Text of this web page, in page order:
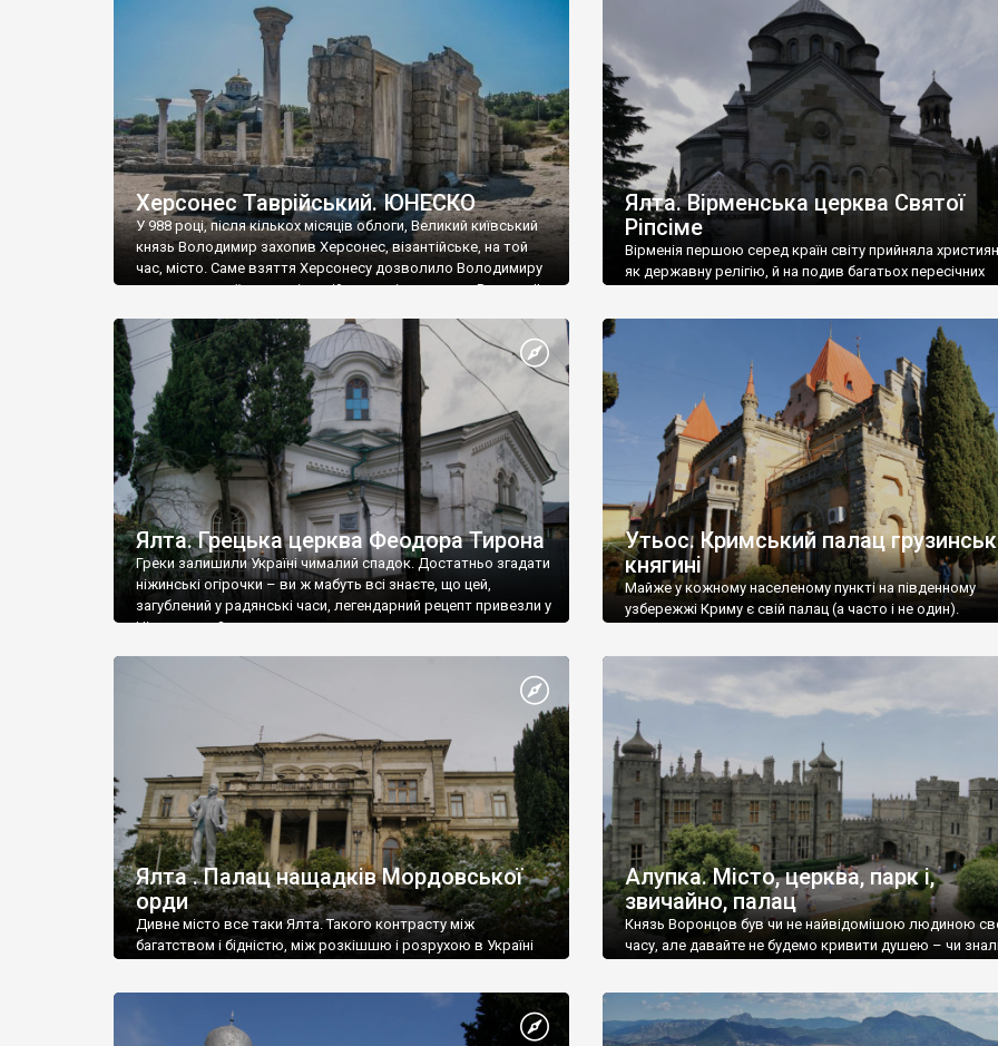
візантійської доби. Раритети викрадені з фондів об’єкту
культурної спадщини ЮНЕСКО «Херсонеса Таврійського».
Офіційно – на виставку «Золото Візантії», але експерти та
влада в Україні вважають це лише […]
називаються «повстяками» (postaki)…” “Вино. Крим
виробляє відмінне вино і його вдосталь: воно все
легке біле і дуже […]
Херсонес Таврійський. ЮНЕСКО
У 988 році, після кількох місяців облоги, Великий київський
князь Володимир захопив Херсонес, візантійське, на той
час, місто. Саме взяття Херсонесу дозволило Володимиру
диктувати свої умови візантійському імператору Василю ІІ,
Херсонесі Володимир-язичник, став Василем-
християнином. А потім було Хрещення Русі. На честь
Херсонесу Таврійського названо місто […]
Ялта. Вірменська церква Святої
Ріпсіме
Вірменія першою серед країн світу прийняла
як державну релігію, й на подив багатьох пересічних
Ялта. Грецька церква Феодора Тирона
Греки залишили Україні чималий спадок. Достатньо згадати
ніжинські огірочки – ви ж мабуть всі знаєте, що цей,
загублений у радянські часи, легендарний рецепт привезли у
Ніжин греки?
Утьос. Кримський палац
княгині
Майже у кожному населеному пункті на південному
узбережжі Криму є свій палац (а часто і не один).
Ялта . Палац нащадків Мордовської
орди
Дивне місто все таки Ялта. Такого контрасту між
багатством і бідністю, між розкішшю і розрухою в Україні
Алупка. Місто, церква, парк і,
звичайно, палац
Князь Воронцов був чи не найвідомішою людиною
часу, але давайте не будемо кривити душею – чи